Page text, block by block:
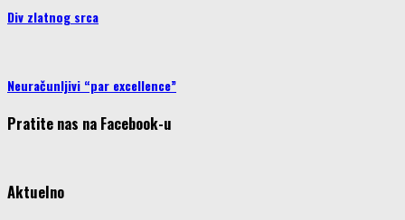
Div zlatnog srca
Neuračunljivi “par excellence”
Pratite nas na Facebook-u
Aktuelno